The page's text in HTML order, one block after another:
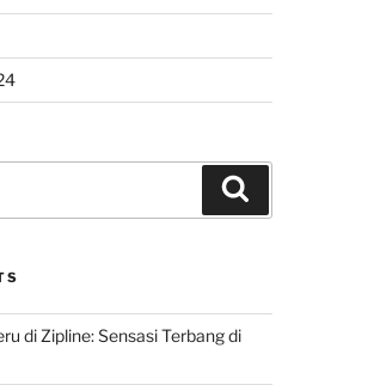
di Zipline: Sensasi Terbang di